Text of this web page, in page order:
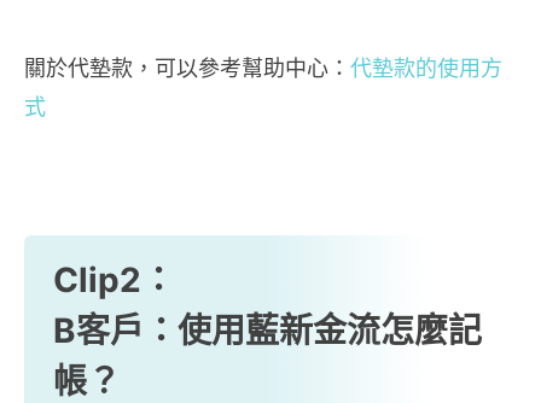
關於代墊款，可以參考幫助中心： 代墊款的使用方
式
Clip2：
B客戶：使用藍新金流怎麼記
帳？